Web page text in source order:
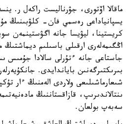
ماقالا اۆتورى، جۋرناليست راكەل ر.
يسپانياداعى رەسمي فان- كلۋبىنىڭ
كريستينا، ليۋيسا جانە اگۋستينمەن
اڭگىمەلەرى ارقىلى باسىلىم ديماشتىڭ
جاستاعى جانە ءتۇرلى سالادا جۇمىس
بىرىكتىرگەنىن باياندايدى.
شىعارماشىلىعى ولاردى الەمنىڭ ءار
ىنتالاندىرىپ، قازاقستاننىڭ
سەبەپ بولعان.